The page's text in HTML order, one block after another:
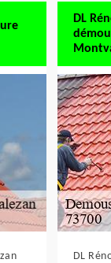
DL
DL